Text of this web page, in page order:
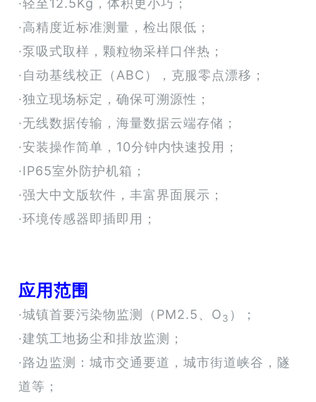
·轻至12.5Kg，体积更小巧；
·高精度近标准测量，检出限低；
·泵吸式取样，颗粒物采样口伴热；
·自动基线校正（ABC），克服零点漂移；
·独立现场标定，确保可溯源性；
·无线数据传输，海量数据云端存储；
·安装操作简单，10分钟内快速投用；
·IP65室外防护机箱；
·强大中文版软件，丰富界面展示；
·环境传感器即插即用；
应用范围
·城镇首要污染物监测（PM2.5、O3 ）；
·建筑工地扬尘和排放监测；
·路边监测：城市交通要道，城市街道峡谷，隧
道等；